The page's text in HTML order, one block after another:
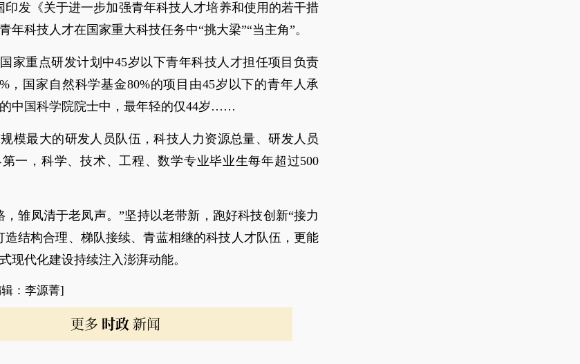
印发《关于进一步加强青年科技人才培养和使用的若干措
年科技人才在国家重大科技任务中“挑大梁”“当主角”。
家重点研发计划中45岁以下青年科技人才担任项目负责
，国家自然科学基金80%的项目由45岁以下的青年人承
中国科学院院士中，最年轻的仅44岁……
模最大的研发人员队伍，科技人力资源总量、研发人员
一，科学、技术、工程、数学专业毕业生每年超过500
，雏凤清于老凤声。”坚持以老带新，跑好科技创新“接力
造结构合理、梯队接续、青蓝相继的科技人才队伍，更能
现代化建设持续注入澎湃动能。
：李源菁]
更多 时政新闻